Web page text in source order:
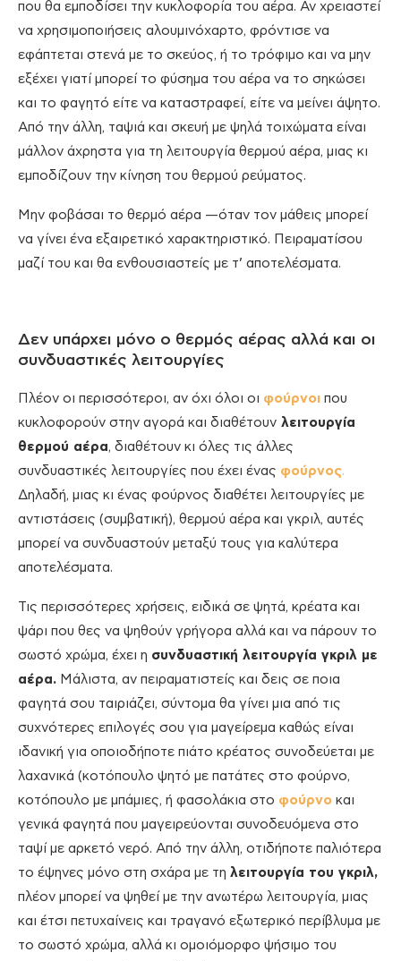
που θα εμποδίσει την κυκλοφορία του αέρα. Αν χρειαστεί
να χρησιμοποιήσεις αλουμινόχαρτο, φρόντισε να
εφάπτεται στενά με το σκεύος, ή το τρόφιμο και να μην
εξέχει γιατί μπορεί το φύσημα του αέρα να το σηκώσει
και το φαγητό είτε να καταστραφεί, είτε να μείνει άψητο.
Από την άλλη, ταψιά και σκευή με ψηλά τοιχώματα είναι
μάλλον άχρηστα για τη λειτουργία θερμού αέρα, μιας κι
εμποδίζουν την κίνηση του θερμού ρεύματος.
Μην φοβάσαι το θερμό αέρα —όταν τον μάθεις μπορεί
να γίνει ένα εξαιρετικό χαρακτηριστικό. Πειραματίσου
μαζί του και θα ενθουσιαστείς με τ’ αποτελέσματα.
Δεν υπάρχει μόνο ο θερμός αέρας αλλά και οι
συνδυαστικές λειτουργίες
Πλέον οι περισσότεροι, αν όχι όλοι οι φούρνοι που
κυκλοφορούν στην αγορά και διαθέτουν λειτουργία
θερμού αέρα, διαθέτουν κι όλες τις άλλες
συνδυαστικές λειτουργίες που έχει ένας φούρνος.
Δηλαδή, μιας κι ένας φούρνος διαθέτει λειτουργίες με
αντιστάσεις (συμβατική), θερμού αέρα και γκριλ, αυτές
μπορεί να συνδυαστούν μεταξύ τους για καλύτερα
αποτελέσματα.
Τις περισσότερες χρήσεις, ειδικά σε ψητά, κρέατα και
ψάρι που θες να ψηθούν γρήγορα αλλά και να πάρουν το
σωστό χρώμα, έχει η συνδυαστική λειτουργία γκριλ με
αέρα. Μάλιστα, αν πειραματιστείς και δεις σε ποια
φαγητά σου ταιριάζει, σύντομα θα γίνει μια από τις
συχνότερες επιλογές σου για μαγείρεμα καθώς είναι
ιδανική για οποιοδήποτε πιάτο κρέατος συνοδεύεται με
λαχανικά (κοτόπουλο ψητό με πατάτες στο φούρνο,
κοτόπουλο με μπάμιες, ή φασολάκια στο φούρνο και
γενικά φαγητά που μαγειρεύονται συνοδευόμενα στο
ταψί με αρκετό νερό. Από την άλλη, οτιδήποτε παλιότερα
το έψηνες μόνο στη σχάρα με τη λειτουργία του γκριλ,
πλέον μπορεί να ψηθεί με την ανωτέρω λειτουργία, μιας
και έτσι πετυχαίνεις και τραγανό εξωτερικό περίβλυμα με
το σωστό χρώμα, αλλά κι ομοιόμορφο ψήσιμο του